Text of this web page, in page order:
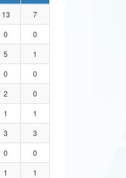
13
7
0
0
5
1
0
0
2
0
1
1
3
3
0
0
1
1